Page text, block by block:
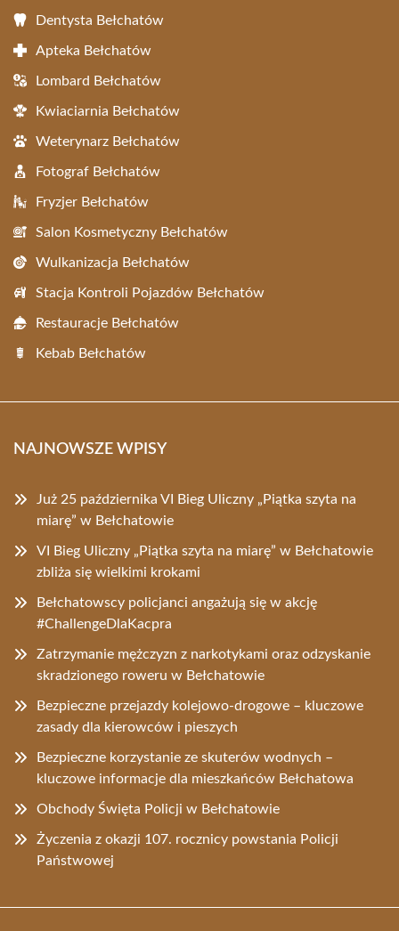
Dentysta Bełchatów
Apteka Bełchatów
Lombard Bełchatów
Kwiaciarnia Bełchatów
Weterynarz Bełchatów
Fotograf Bełchatów
Fryzjer Bełchatów
Salon Kosmetyczny Bełchatów
Wulkanizacja Bełchatów
Stacja Kontroli Pojazdów Bełchatów
Restauracje Bełchatów
Kebab Bełchatów
NAJNOWSZE WPISY
Już 25 października VI Bieg Uliczny „Piątka szyta na
miarę” w Bełchatowie
VI Bieg Uliczny „Piątka szyta na miarę” w Bełchatowie
zbliża się wielkimi krokami
Bełchatowscy policjanci angażują się w akcję
#ChallengeDlaKacpra
Zatrzymanie mężczyzn z narkotykami oraz odzyskanie
skradzionego roweru w Bełchatowie
Bezpieczne przejazdy kolejowo-drogowe – kluczowe
zasady dla kierowców i pieszych
Bezpieczne korzystanie ze skuterów wodnych –
kluczowe informacje dla mieszkańców Bełchatowa
Obchody Święta Policji w Bełchatowie
Życzenia z okazji 107. rocznicy powstania Policji
Państwowej